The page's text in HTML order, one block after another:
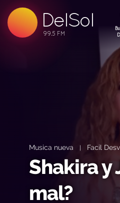
DelSol
99.5 FM
Musica nueva | Facil
Shakira y
mal?